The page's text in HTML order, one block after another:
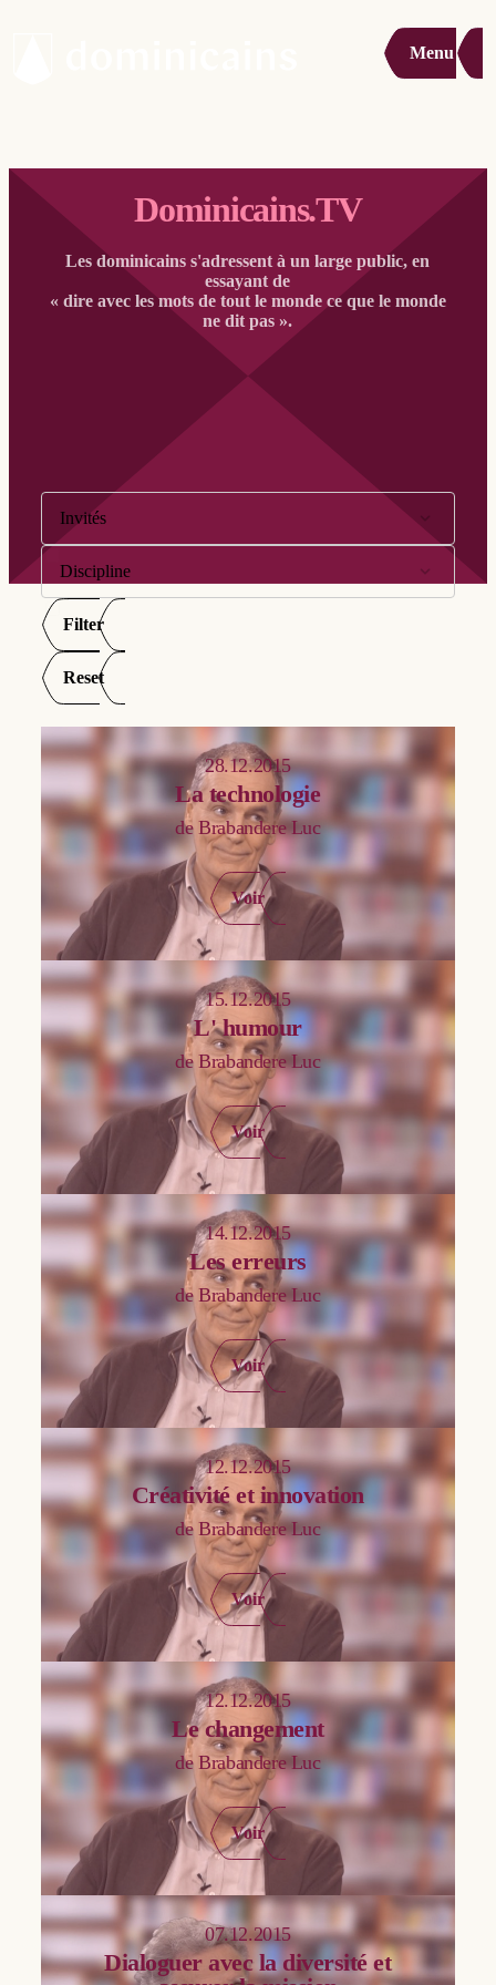
Menu
Dominicains.TV
Les dominicains s'adressent à un large public, en
essayant de
« dire avec les mots de tout le monde ce que le monde
ne dit pas ».
Filter op:
Invités
Abdel Gawad Hicham
Andriat Frank
Antoine André
Bellet Maurice
Berten Ignace
Bourgine Benoît
Burnet Régis
Candiard Adrien
Cannuyer Christian
Cardon Nathalie
Christians Louis-Léon
Cochinaux Philippe
Collin Dominique
d'Ansembourg Thomas
de Béco Réginald
de Beukelaer Eric
de Brabandere Luc
De Kezel Jozef
Defourny Jacques
Delhez Charles
Dewandre Paul
Di Pede Elena
Feltz Bernard
Flichy Odile
Focant Camille
Geenen Vincent
George Philippe
Gérard Frank
Gonzalez Elizabeth
Henne Philippe
Humbeeck Bruno
Jacquemin Dominique
Janssen Thierry
Job Armel
Join-Lambert Arnaud
Kotsou Ilios
Discipline
Anthropologie
Droit
Ethique
Exégèse | Ancien Testament
Exégèse | Nouveau Testament
Histoire
Littérature
Patristique
Philosophie
Psychologie
Sciences
Sociologie
Spiritualité
Théologie
Vie de l'Eglise
Filter
Reset
28.12.2015
La technologie
de Brabandere Luc
Voir
15.12.2015
L' humour
de Brabandere Luc
Voir
14.12.2015
Les erreurs
de Brabandere Luc
Voir
12.12.2015
Créativité et innovation
de Brabandere Luc
Voir
12.12.2015
Le changement
de Brabandere Luc
Voir
07.12.2015
Dialoguer avec la diversité et